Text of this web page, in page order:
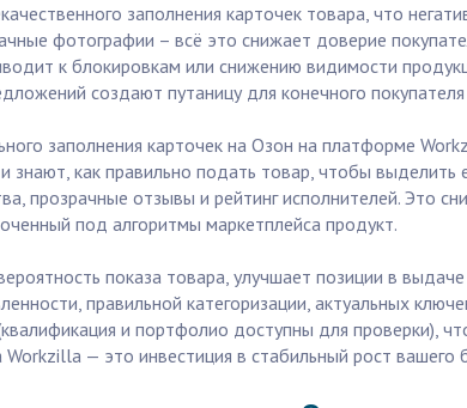
заполнения карточек товара, что
фотографии – всё это снижает доверие
к блокировкам или снижению видимости
создают путаницу для конечного
заполнения карточек на Озон на платформе
как правильно подать товар, чтобы
прозрачные отзывы и рейтинг исполнителей. Это
под алгоритмы маркетплейса продукт.
показа товара, улучшает позиции в
правильной категоризации, актуальных
и портфолио доступны для проверки),
— это инвестиция в стабильный рост